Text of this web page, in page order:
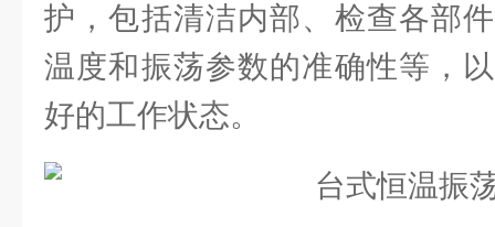
护，包括清洁内部、检查各部
温度和振荡参数的准确性等，
好的工作状态。